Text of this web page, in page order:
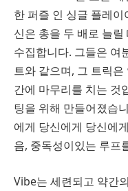
한 퍼즐 인 싱글 플레
신은 총을 두 배로 늘릴
수집합니다. 그들은 여
트와 같으며, 그 트릭
간에 마무리를 치는 것
팅을 위해 만들어졌습
에게 당신에게 당신에
음, 중독성이있는 루프
Vibe는 세련되고 약간